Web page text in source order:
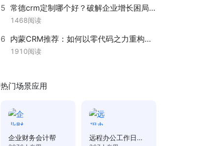
常德crm定制哪个好？破解企业增长困局的决策之道
1468阅读
内蒙CRM推荐：如何以零代码之力重构企业客户关系管理？
1910阅读
热门场景应用
企业财务会计帮
远程办公工作日报